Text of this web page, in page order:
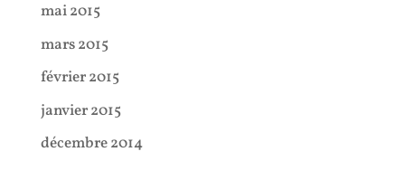
mai 2015
mars 2015
février 2015
janvier 2015
décembre 2014